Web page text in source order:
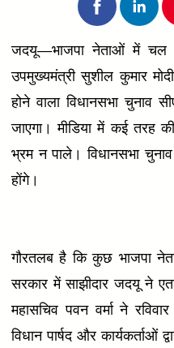
जदयू—भाजपा नेताओं में चल
उपमुख्यमंत्री सुशील कुमार
होने वाला विधानसभा चुनाव
जाएगा। मीडिया में कई तरह
भ्रम न पाले। विधानसभा
होंगे।
गौरतलब है कि कुछ भाजपा
सरकार में साझीदार जदयू ने
महासचिव पवन वर्मा ने
विधान पार्षद और कार्यकर्ताओं